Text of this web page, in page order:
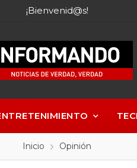
¡Bienvenid@s!
Inicio Opinión